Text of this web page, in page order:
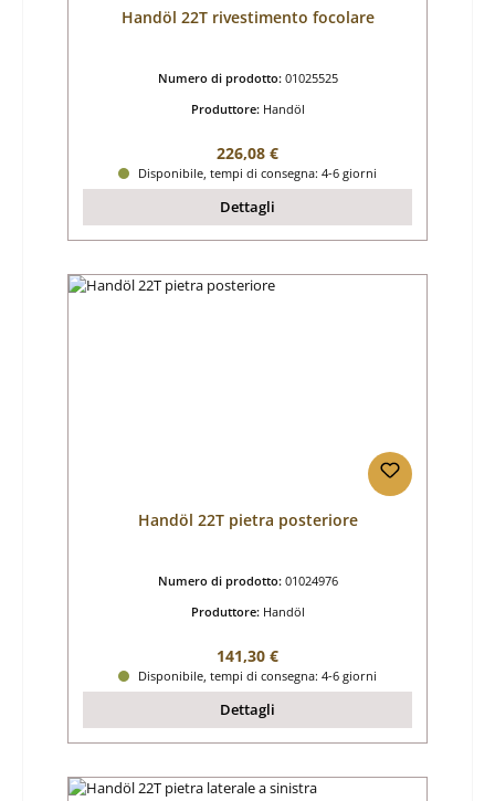
Handöl 22T rivestimento focolare
Numero di prodotto: 01025525
Produttore: Handöl
Prezzo normale:
226,08 €
Disponibile, tempi di consegna: 4-6 giorni
Dettagli
Handöl 22T pietra posteriore
Numero di prodotto: 01024976
Produttore: Handöl
Prezzo normale:
141,30 €
Disponibile, tempi di consegna: 4-6 giorni
Dettagli